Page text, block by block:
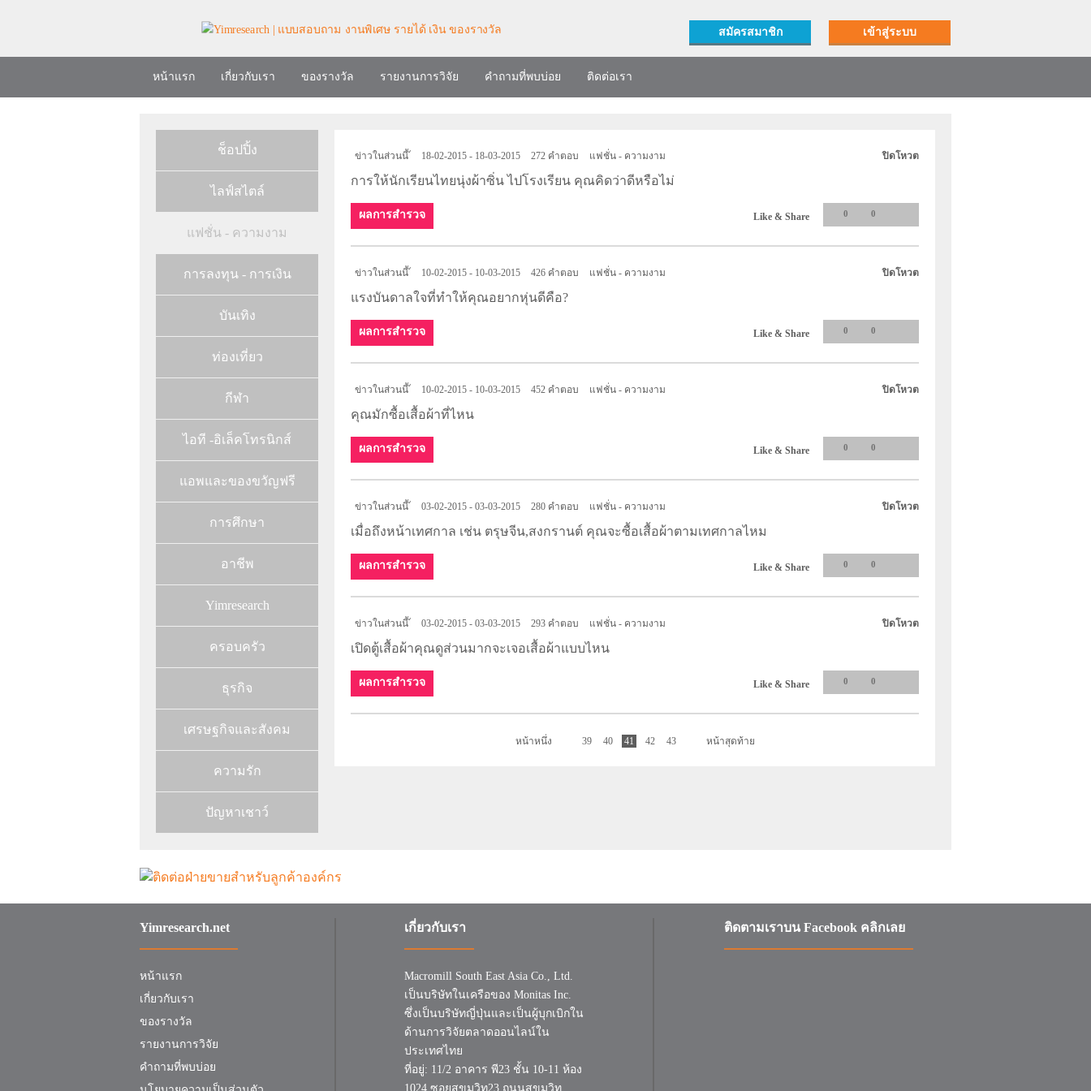
สมัครสมาชิก เข้าสู่ระบบ
หน้าแรก เกี่ยวกับเรา ของรางวัล รายงานการวิจัย คำถามที่พบบ่อย ติดต่อเรา
ช็อปปิ้ง
ไลฟ์สไตล์
แฟชั่น - ความงาม
การลงทุน - การเงิน
บันเทิง
ท่องเที่ยว
กีฬา
ไอที -อิเล็คโทรนิกส์
แอพและของขวัญฟรี
การศึกษา
อาชีพ
Yimresearch
ครอบครัว
ธุรกิจ
เศรษฐกิจและสังคม
ความรัก
ปัญหาเชาว์
ข่าวในส่วนนี้ไม่มี18-02-2015 - 18-03-2015 272 คำตอบ แฟชั่น - ความงาม ปิดโหวต
การให้นักเรียนไทยนุ่งผ้าซิ่น ไปโรงเรียน คุณคิดว่าดีหรือไม่
ผลการสำรวจ Like & Share 0 0
ข่าวในส่วนนี้ไม่มี10-02-2015 - 10-03-2015 426 คำตอบ แฟชั่น - ความงาม ปิดโหวต
แรงบันดาลใจที่ทำให้คุณอยากหุ่นดีคือ?
ผลการสำรวจ Like & Share 0 0
ข่าวในส่วนนี้ไม่มี10-02-2015 - 10-03-2015 452 คำตอบ แฟชั่น - ความงาม ปิดโหวต
คุณมักซื้อเสื้อผ้าที่ไหน
ผลการสำรวจ Like & Share 0 0
ข่าวในส่วนนี้ไม่มี03-02-2015 - 03-03-2015 280 คำตอบ แฟชั่น - ความงาม ปิดโหวต
เมื่อถึงหน้าเทศกาล เช่น ตรุษจีน,สงกรานต์ คุณจะซื้อเสื้อผ้าตามเทศกาลไหม
ผลการสำรวจ Like & Share 0 0
ข่าวในส่วนนี้ไม่มี03-02-2015 - 03-03-2015 293 คำตอบ แฟชั่น - ความงาม ปิดโหวต
เปิดตู้เสื้อผ้าคุณดูส่วนมากจะเจอเสื้อผ้าแบบไหน
ผลการสำรวจ Like & Share 0 0
หน้าหนึ่ง 39 40 41 42 43 หน้าสุดท้าย
Yimresearch.net
หน้าแรก
เกี่ยวกับเรา
ของรางวัล
รายงานการวิจัย
คำถามที่พบบ่อย
เกี่ยวกับเรา
Macromill South East Asia Co., Ltd.
เป็นบริษัทในเครือของ Monitas Inc.
ซึ่งเป็นบริษัทญี่ปุ่นและเป็นผู้บุกเบิกใน
ด้านการวิจัยตลาดออนไลน์ใน
ประเทศไทย
ที่อยู่: 11/2 อาคาร พี23 ชั้น 10-11 ห้อง
1024 ซอยสุขุมวิท23 ถนนสุขุมวิท
ติดตามเราบน Facebook คลิกเลย